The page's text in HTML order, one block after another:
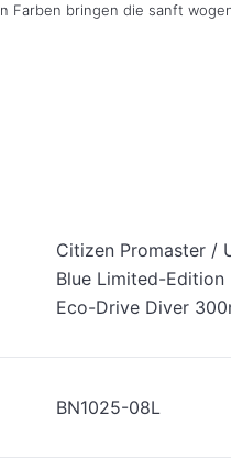
Farben bringen die sanft
Citizen Promaster /
Blue Limited-Edition
Eco-Drive Diver
BN1025-08L